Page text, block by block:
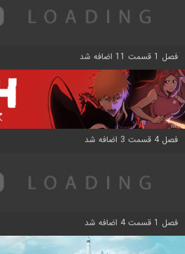
فصل 1 قسمت 11 اضافه شد
فصل 4 قسمت 3 اضافه شد
فصل 1 قسمت 4 اضافه شد